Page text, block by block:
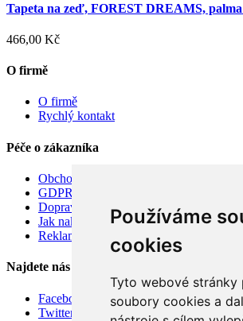
Používáme
cookies
Tyto webové stránky
soubory cookies a
Tapeta na zeď, FOREST DREAMS, palma
466,00 Kč
O firmě
O firmě
Rychlý kontakt
Péče o zákazníka
Obchodní podmínky
GDPR
Doprava
Jak nakupovat
Reklamace
Najdete nás
Facebook
Twitter